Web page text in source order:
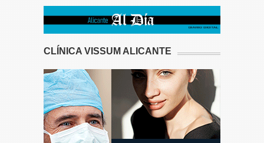
CLÍNICA VISSUM ALICANTE